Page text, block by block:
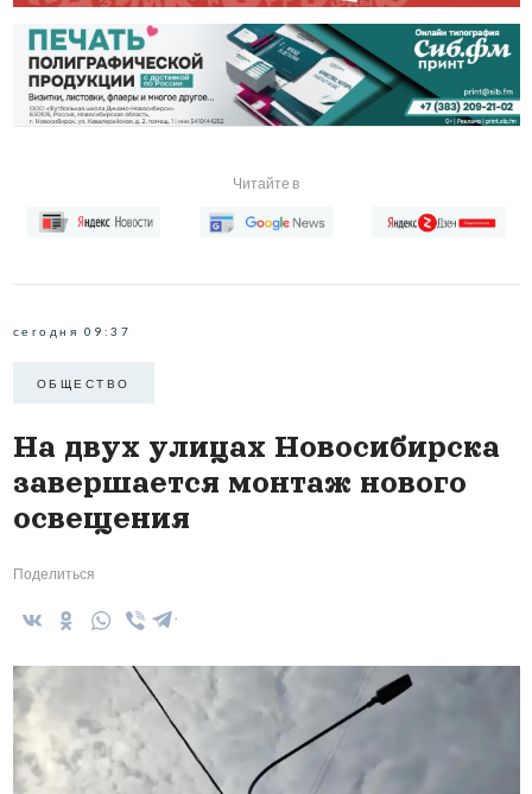
Читайте в
сегодня 09:37
ОБЩЕСТВО
На двух улицах Новосибирска
завершается монтаж нового
освещения
Поделиться